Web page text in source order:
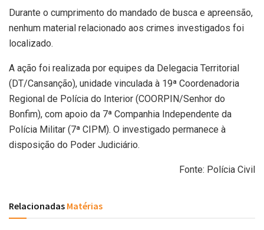
Durante o cumprimento do mandado de busca e apreensão,
nenhum material relacionado aos crimes investigados foi
localizado.
A ação foi realizada por equipes da Delegacia Territorial
(DT/Cansanção), unidade vinculada à 19ª Coordenadoria
Regional de Polícia do Interior (COORPIN/Senhor do
Bonfim), com apoio da 7ª Companhia Independente da
Polícia Militar (7ª CIPM). O investigado permanece à
disposição do Poder Judiciário.
Fonte: Polícia Civil
Relacionadas Matérias